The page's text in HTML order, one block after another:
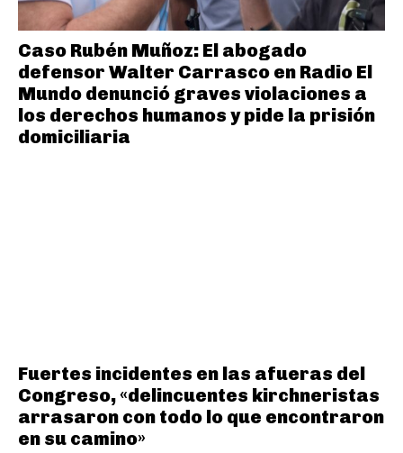
Caso Rubén Muñoz: El abogado
defensor Walter Carrasco en Radio El
Mundo denunció graves violaciones a
los derechos humanos y pide la prisión
domiciliaria
Fuertes incidentes en las afueras del
Congreso, «delincuentes kirchneristas
arrasaron con todo lo que encontraron
en su camino»